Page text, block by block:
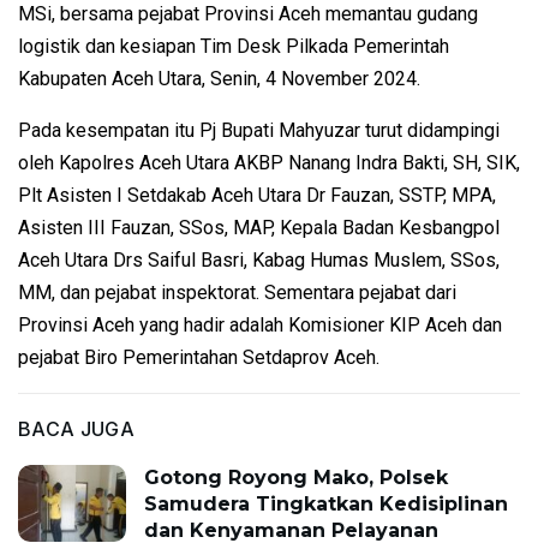
MSi, bersama pejabat Provinsi Aceh memantau gudang
logistik dan kesiapan Tim Desk Pilkada Pemerintah
Kabupaten Aceh Utara, Senin, 4 November 2024.
Pada kesempatan itu Pj Bupati Mahyuzar turut didampingi
oleh Kapolres Aceh Utara AKBP Nanang Indra Bakti, SH, SIK,
Plt Asisten I Setdakab Aceh Utara Dr Fauzan, SSTP, MPA,
Asisten III Fauzan, SSos, MAP, Kepala Badan Kesbangpol
Aceh Utara Drs Saiful Basri, Kabag Humas Muslem, SSos,
MM, dan pejabat inspektorat. Sementara pejabat dari
Provinsi Aceh yang hadir adalah Komisioner KIP Aceh dan
pejabat Biro Pemerintahan Setdaprov Aceh.
BACA JUGA
Gotong Royong Mako, Polsek
Samudera Tingkatkan Kedisiplinan
dan Kenyamanan Pelayanan